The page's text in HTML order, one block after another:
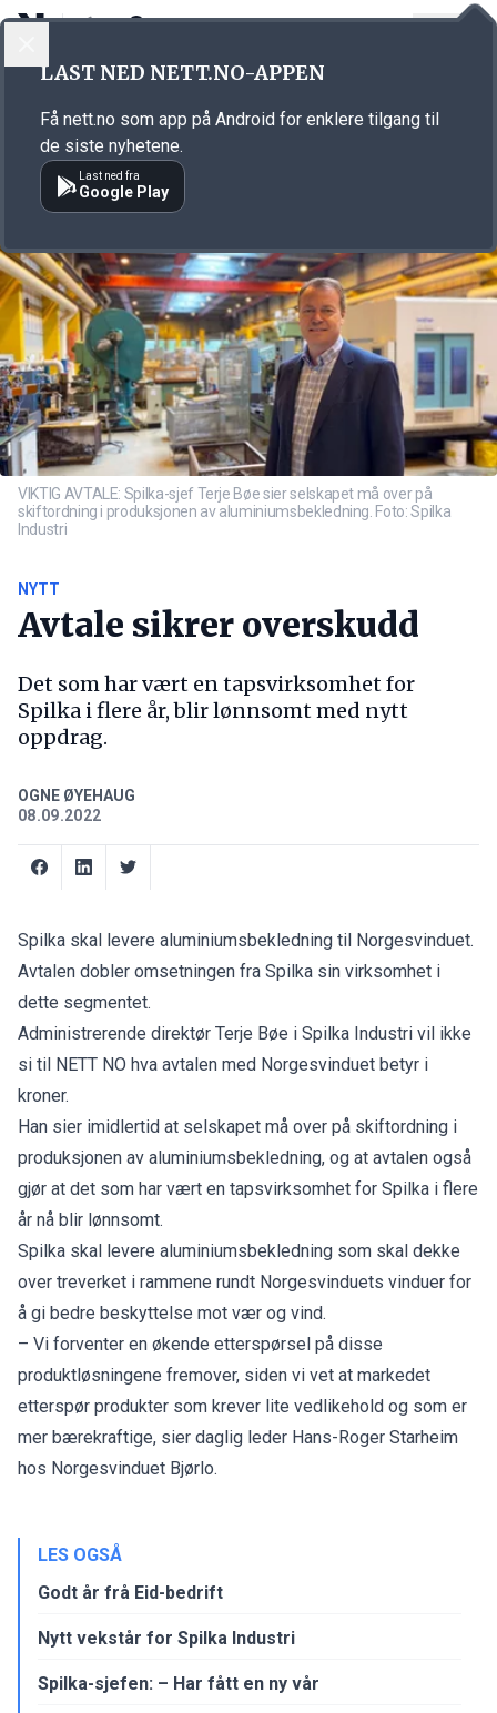
Annonsørinnhold
VIKTIG AVTALE: Spilka-sjef Terje Bøe sier selskapet må over på
skiftordning i produksjonen av aluminiumsbekledning. Foto: Spilka
Industri
NYTT
Avtale sikrer overskudd
Det som har vært en tapsvirksomhet for
Spilka i flere år, blir lønnsomt med nytt
oppdrag.
OGNE ØYEHAUG
08.09.2022
Spilka skal levere aluminiumsbekledning til Norgesvinduet.
Avtalen dobler omsetningen fra Spilka sin virksomhet i
dette segmentet.
Administrerende direktør Terje Bøe i Spilka Industri vil ikke
si til NETT NO hva avtalen med Norgesvinduet betyr i
kroner.
Han sier imidlertid at selskapet må over på skiftordning i
produksjonen av aluminiumsbekledning, og at avtalen også
gjør at det som har vært en tapsvirksomhet for Spilka i flere
år nå blir lønnsomt.
Spilka skal levere aluminiumsbekledning som skal dekke
over treverket i rammene rundt Norgesvinduets vinduer for
å gi bedre beskyttelse mot vær og vind.
– Vi forventer en økende etterspørsel på disse
produktløsningene fremover, siden vi vet at markedet
etterspør produkter som krever lite vedlikehold og som er
mer bærekraftige, sier daglig leder Hans-Roger Starheim
hos Norgesvinduet Bjørlo.
LES OGSÅ
Godt år frå Eid-bedrift
Nytt vekstår for Spilka Industri
Spilka-sjefen: – Har fått en ny vår
LAST NED NETT.NO-APPEN
Få nett.no som app på Android for enklere tilgang til
de siste nyhetene.
Last ned fra
Google Play